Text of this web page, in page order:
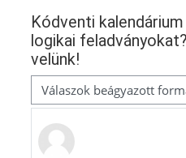
Moodle
Moodle
Moodle
Kódventi
logikai
velünk!
Megjelenítési mód